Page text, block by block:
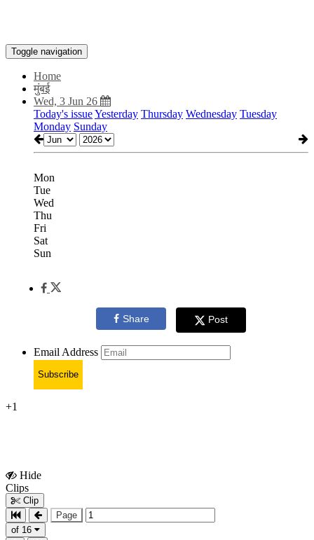
Toggle navigation
Home
मुंबई
Wed, 3 Jun 26
Today's issueYesterday Thursday Wednesday Tuesday
Monday Sunday
Mon
Tue
Wed
Thu
Fri
Sat
Sun
Share Post
Email Address
Subscribe
+1
Hide
Clips
Clip
Page
of 16